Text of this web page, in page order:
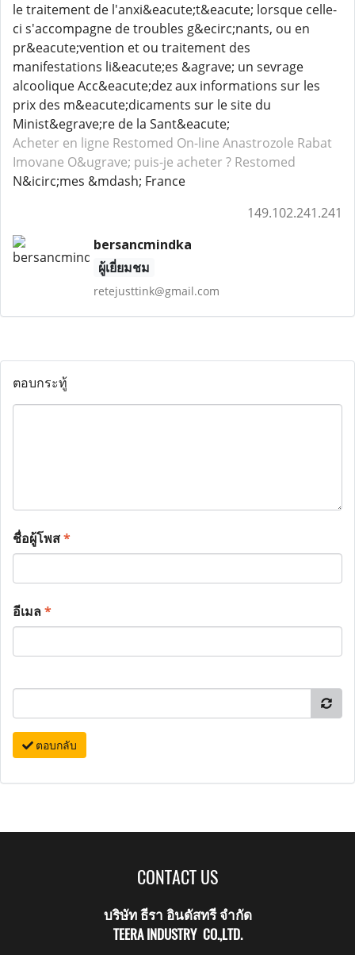
le traitement de l'anxi&eacute;t&eacute; lorsque celle-
ci s'accompagne de troubles g&ecirc;nants, ou en
pr&eacute;vention et ou traitement des
manifestations li&eacute;es &agrave; un sevrage
alcoolique Acc&eacute;dez aux informations sur les
prix des m&eacute;dicaments sur le site du
Minist&egrave;re de la Sant&eacute;
Acheter en ligne Restomed On-line Anastrozole Rabat
Imovane O&ugrave; puis-je acheter ? Restomed
N&icirc;mes &mdash; France
149.102.241.241
bersancmindka
ผู้เยี่ยมชม
retejusttink@gmail.com
ตอบกระทู้
ชื่อผู้โพส*
อีเมล*
ตอบกลับ
CONTACT US
บริษัท ธีรา อินดัสทรี จำกัด
TEERA INDUSTRY CO.,LTD.